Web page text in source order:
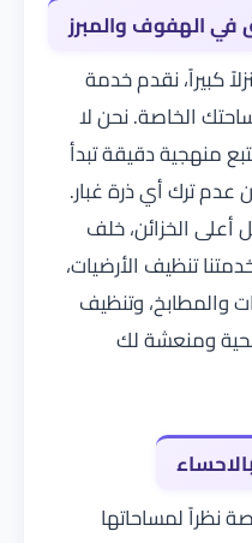
كبيراً، نقدم خدمة
الخاصة. نحن لا
منهجية دقيقة تبدأ
عدم ترك أي ذرة غبار.
أعلى الخزائن، خلف
تنظيف الأرضيات،
والمطابخ، وتنظيف
صحية ومنعشة لك
نظراً لمساحاتها